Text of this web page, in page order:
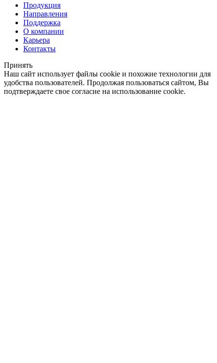
Продукция
Направления
Поддержка
О компании
Карьера
Контакты
Принять
Наш сайт использует файлы cookie и похожие технологии для
удобства пользователей. Продолжая пользоваться сайтом, Вы
подтверждаете свое согласие на использование cookie.